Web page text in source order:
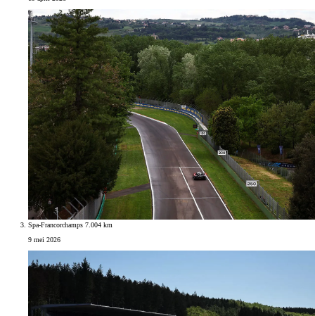
Spa-Francorchamps 7.004 km
9 mei 2026